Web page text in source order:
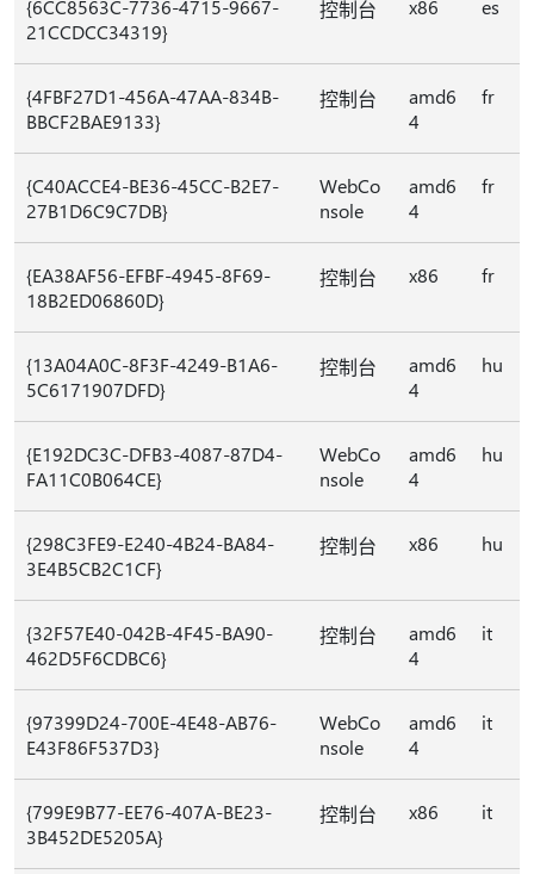
{6CC8563C-7736-4715-9667-
21CCDCC34319}
控制台 x86 es
{4FBF27D1-456A-47AA-834B-
BBCF2BAE9133}
控制台
amd6
4
fr
{C40ACCE4-BE36-45CC-B2E7-
27B1D6C9C7DB}
WebCo
nsole
amd6
4
fr
{EA38AF56-EFBF-4945-8F69-
18B2ED06860D}
控制台 x86 fr
{13A04A0C-8F3F-4249-B1A6-
5C6171907DFD}
控制台
amd6
4
hu
{E192DC3C-DFB3-4087-87D4-
FA11C0B064CE}
WebCo
nsole
amd6
4
hu
{298C3FE9-E240-4B24-BA84-
3E4B5CB2C1CF}
控制台 x86 hu
{32F57E40-042B-4F45-BA90-
462D5F6CDBC6}
控制台
amd6
4
it
{97399D24-700E-4E48-AB76-
E43F86F537D3}
WebCo
nsole
amd6
4
it
{799E9B77-EE76-407A-BE23-
3B452DE5205A}
控制台 x86 it